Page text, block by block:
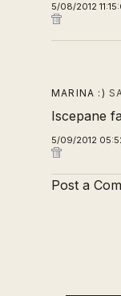
5/08/2012
MARINA :)
Iscepane
5/09/2012
Post a